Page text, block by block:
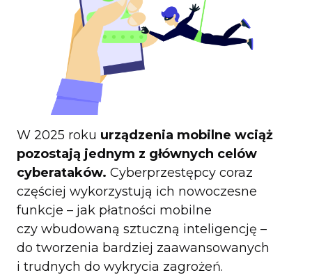
W 2025 roku urządzenia mobilne wciąż
pozostają jednym z głównych celów
cyberataków. Cyberprzestępcy coraz
częściej wykorzystują ich nowoczesne
funkcje – jak płatności mobilne
czy wbudowaną sztuczną inteligencję –
do tworzenia bardziej zaawansowanych
i trudnych do wykrycia zagrożeń.